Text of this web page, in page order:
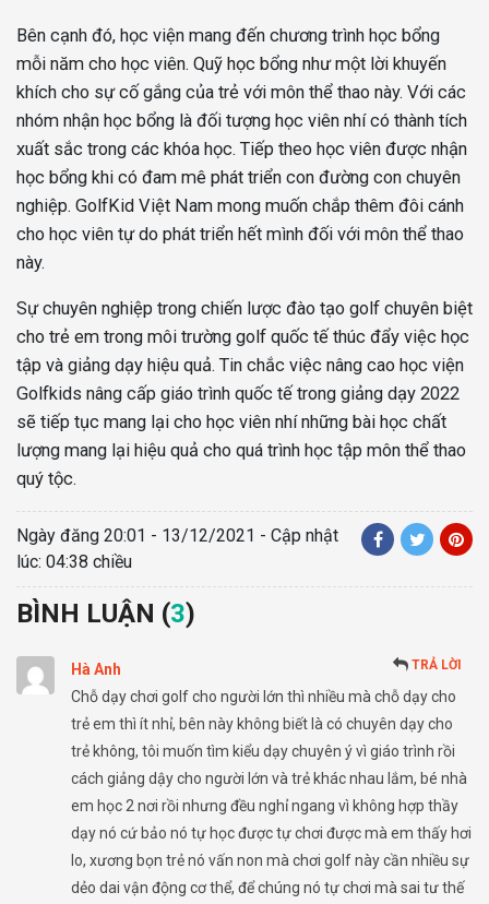
Bên cạnh đó, học viện mang đến chương trình học bổng
mỗi năm cho học viên. Quỹ học bổng như một lời khuyến
khích cho sự cố gắng của trẻ với môn thể thao này. Với các
nhóm nhận học bổng là đối tượng học viên nhí có thành tích
xuất sắc trong các khóa học. Tiếp theo học viên được nhận
học bổng khi có đam mê phát triển con đường con chuyên
nghiệp. GolfKid Việt Nam mong muốn chắp thêm đôi cánh
cho học viên tự do phát triển hết mình đối với môn thể thao
này.
Sự chuyên nghiệp trong chiến lược đào tạo golf chuyên biệt
cho trẻ em trong môi trường golf quốc tế thúc đẩy việc học
tập và giảng dạy hiệu quả. Tin chắc việc nâng cao học viện
Golfkids nâng cấp giáo trình quốc tế trong giảng dạy 2022
sẽ tiếp tục mang lại cho học viên nhí những bài học chất
lượng mang lại hiệu quả cho quá trình học tập môn thể thao
quý tộc.
Ngày đăng 20:01 - 13/12/2021 - Cập nhật
lúc: 04:38 chiều
BÌNH LUẬN (3)
Hà Anh TRẢ LỜI
Chỗ dạy chơi golf cho người lớn thì nhiều mà chỗ dạy cho
trẻ em thì ít nhỉ, bên này không biết là có chuyên dạy cho
trẻ không, tôi muốn tìm kiểu dạy chuyên ý vì giáo trình rồi
cách giảng dậy cho người lớn và trẻ khác nhau lắm, bé nhà
em học 2 nơi rồi nhưng đều nghỉ ngang vì không hợp thầy
dạy nó cứ bảo nó tự học được tự chơi được mà em thấy hơi
lo, xương bọn trẻ nó vấn non mà chơi golf này cần nhiều sự
dẻo dai vận động cơ thể, để chúng nó tự chơi mà sai tư thế